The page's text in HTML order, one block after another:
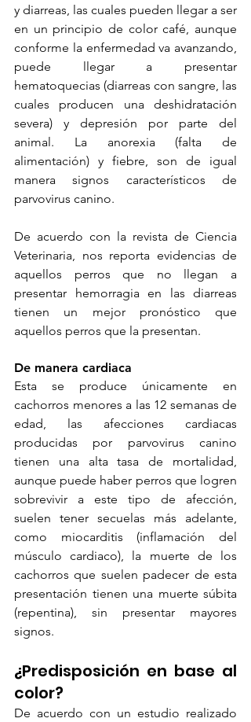
y diarreas, las cuales pueden llegar a ser
en un principio de color café, aunque
conforme la enfermedad va avanzando,
puede llegar a presentar
hematoquecias (diarreas con sangre, las
cuales producen una deshidratación
severa) y depresión por parte del
animal. La anorexia (falta de
alimentación) y fiebre, son de igual
manera signos característicos de
parvovirus canino.
De acuerdo con la revista de Ciencia
Veterinaria, nos reporta evidencias de
aquellos perros que no llegan a
presentar hemorragia en las diarreas
tienen un mejor pronóstico que
aquellos perros que la presentan.
De manera cardiaca
Esta se produce únicamente en
cachorros menores a las 12 semanas de
edad, las afecciones cardiacas
producidas por parvovirus canino
tienen una alta tasa de mortalidad,
aunque puede haber perros que logren
sobrevivir a este tipo de afección,
suelen tener secuelas más adelante,
como miocarditis (inflamación del
músculo cardiaco), la muerte de los
cachorros que suelen padecer de esta
presentación tienen una muerte súbita
(repentina), sin presentar mayores
signos.
¿Predisposición en base al
color?
De acuerdo con un estudio realizado